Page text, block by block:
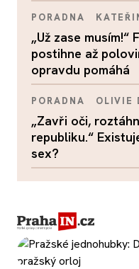
PORADNA
„Už zase
postihne až
opravdu pomáhá
PORADNA OLIVIE
„Zavři oči,
republiku.“
sex?